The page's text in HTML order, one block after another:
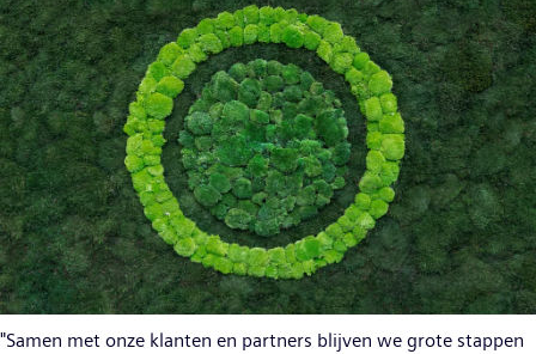
"Samen met onze klanten en partners blijven we grote stappen